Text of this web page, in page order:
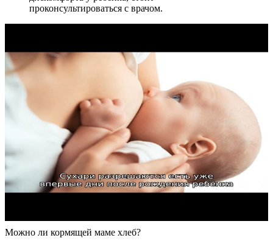
проконсультироваться с врачом.
Можно ли кормящей маме хлеб?